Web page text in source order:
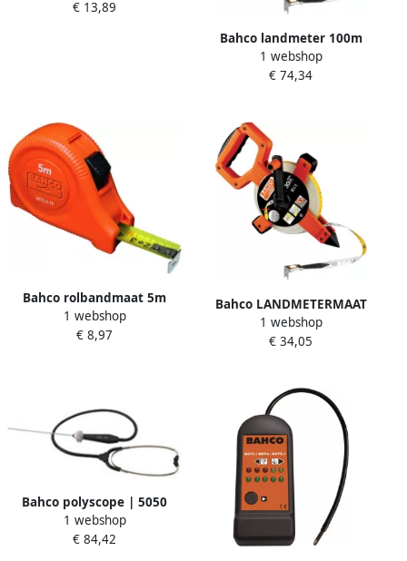
€ 13,89
Bahco landmeter 100m
imperial | LTS-100-E
1 webshop
€ 74,34
Bahco rolbandmaat 5m
19mm | MTG-5-19
1 webshop
€ 8,97
Bahco LANDMETERMAAT
50MTR FIB.LTS-50
1 webshop
€ 34,05
Bahco polyscope | 5050
1 webshop
€ 84,42